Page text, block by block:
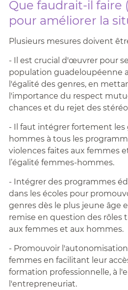
Que faudrait-il faire
pour améliorer la
Plusieurs mesures doivent
- Il est crucial d'œuvrer pour
population guadeloupéenne
l'égalité des genres, en
l'importance du respect
chances et du rejet des
- Il faut intégrer fortement les
hommes à tous les
violences faites aux femmes
l’égalité femmes-hommes.
- Intégrer des programmes
dans les écoles pour
genres dès le plus jeune âge
remise en question des rôles
aux femmes et aux hommes.
- Promouvoir
femmes en facilitant leur
formation professionnelle, à
l'entrepreneuriat.